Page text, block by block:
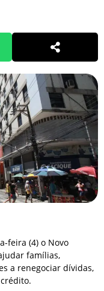
feira (4) o Novo
famílias,
a renegociar dívidas,